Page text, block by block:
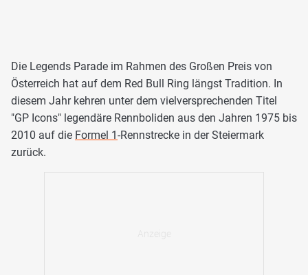
Die Legends Parade im Rahmen des Großen Preis von
Österreich hat auf dem Red Bull Ring längst Tradition. In
diesem Jahr kehren unter dem vielversprechenden Titel
"GP Icons" legendäre Rennboliden aus den Jahren 1975 bis
2010 auf die Formel 1-Rennstrecke in der Steiermark
zurück.